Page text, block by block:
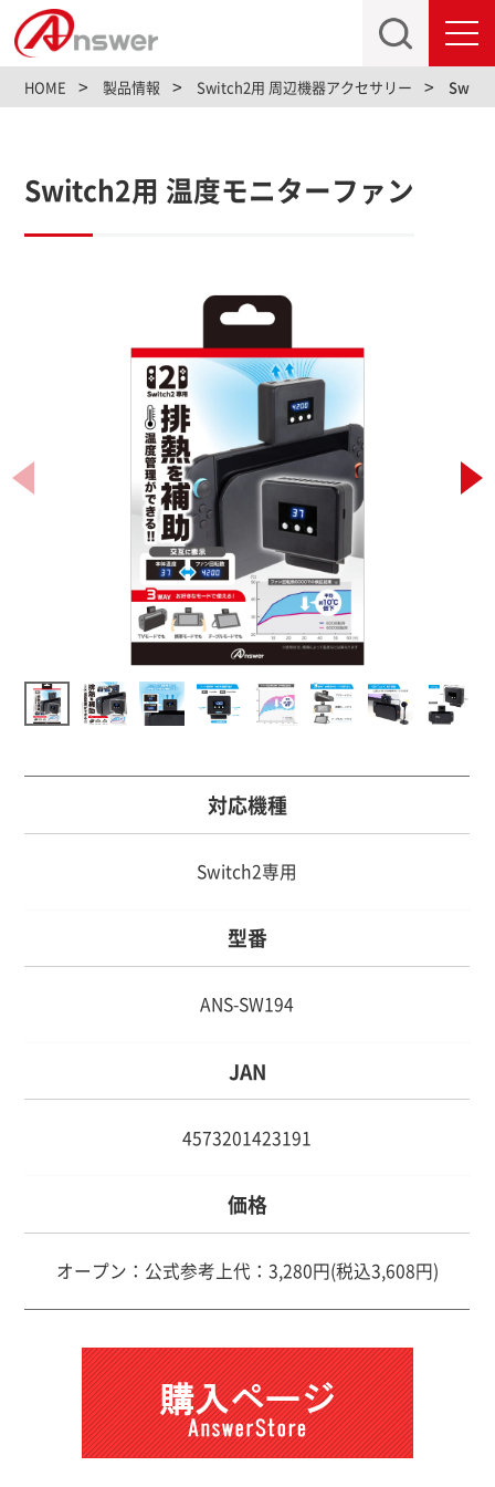
HOME 製品情報 Switch2用 周辺機器アクセサリー
Switch2用 温度モニターファン
対応機種
Switch2専用
型番
ANS-SW194
JAN
4573201423191
価格
オープン：公式参考上代：3,280円(税込3,608円)